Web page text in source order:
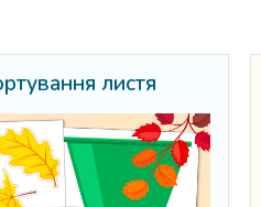
листя